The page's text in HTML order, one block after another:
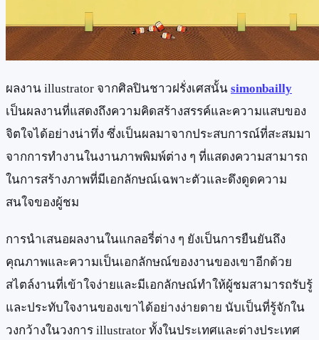
ผลงาน illustrator จากศิลปินชาวฝรั่งเศสนั้น simonbailly
เป็นผลงานที่แสดงถึงความคิดสร้างสรรค์และความแสบของ
จิตใจได้อย่างน่าทึ่ง ซึ่งเป็นผลมาจากประสบการณ์ที่สะสมมา
จากการทำงานในงานภาพพิมพ์ต่าง ๆ ที่แสดงความสามารถ
ในการสร้างภาพที่มีเอกลักษณ์เฉพาะตัวและดึงดูดความ
สนใจของผู้ชม
การนำเสนอผลงานในแกลอรี่ต่าง ๆ ยังเป็นการยืนยันถึง
คุณภาพและความเป็นเอกลักษณ์ของงานของเขาอีกด้วย
สไตล์งานที่เข้าใจง่ายและมีเอกลักษณ์ทำให้ผู้ชมสามารถรับรู้
และประทับใจงานของเขาได้อย่างง่ายดาย นับเป็นที่รู้จักใน
วงกว้างในวงการ illustrator ทั้งในประเทศและต่างประเทศ